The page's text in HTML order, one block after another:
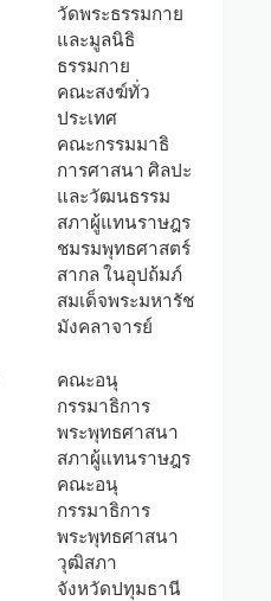
วัดพระธรรมกาย
และมูลนิธิ
ธรรมกาย
คณะสงฆ์ทั่ว
ประเทศ
คณะกรรมมาธิ
การศาสนา ศิลปะ
และวัฒนธรรม
สภาผู้แทนราษฎร
ชมรมพุทธศาสตร์
สากล ในอุปถ้มภ์
สมเด็จพระมหารัช
มังคลาจารย์
คณะอนุ
กรรมาธิการ
พระพุทธศาสนา
สภาผู้แทนราษฎร
คณะอนุ
กรรมาธิการ
พระพุทธศาสนา
วุฒิสภา
จังหวัดปทุมธานี